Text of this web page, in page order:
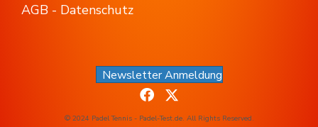
AGB - Datenschutz
Newsletter Anmeldung
© 2024 Padel Tennis - Padel-Test.de. All Rights Reserved.